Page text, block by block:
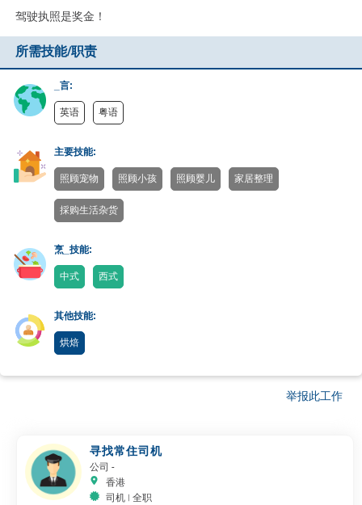
驾驶执照是奖金！
所需技能/职责
_言:
英语 粤语
主要技能:
照顾宠物 照顾小孩 照顾婴儿 家居整理
採购生活杂货
烹_技能:
中式 西式
其他技能:
烘焙
举报此工作
寻找常住司机
公司 -
香港
司机 | 全职